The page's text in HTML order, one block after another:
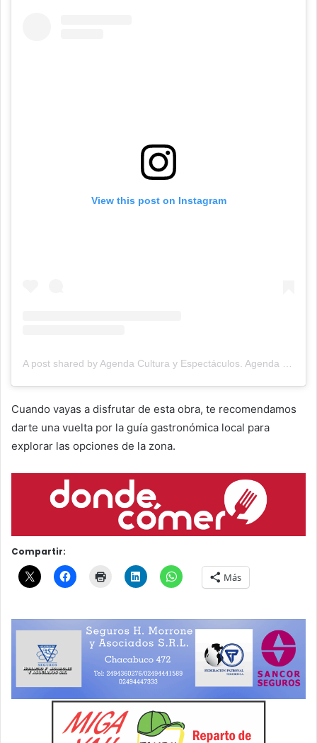
View this post on Instagram
Cuando vayas a disfrutar de esta obra, te recomendamos
darte una vuelta por la guía gastronómica local para
explorar las opciones de la zona.
Compartir:
Más